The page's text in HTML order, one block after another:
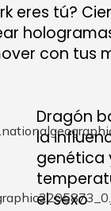
eres tú?
con tus
Dragón
la
genética
el sexo